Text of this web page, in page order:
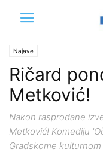
Najave
Ričard
Metković!
Nakon rasprodane
Metković! Komediju
Gradskome